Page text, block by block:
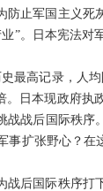
止军国主义
”。日本宪法
最高记录，人
日本现政府
战后国际秩序
扩张野心？在
后国际秩序